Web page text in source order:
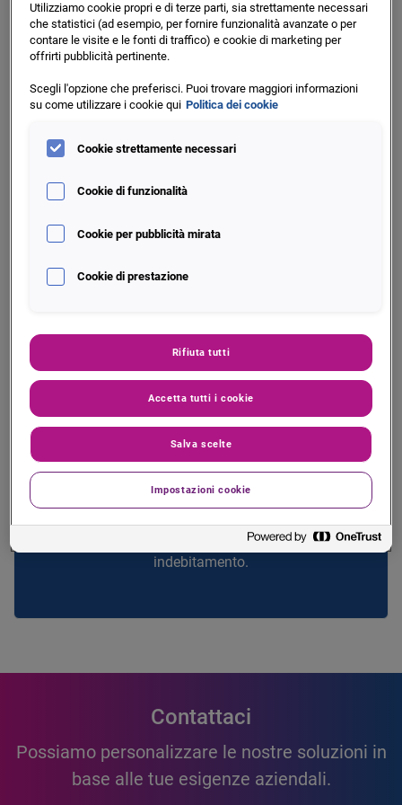
Delphi for New Business
Il DG3R ha l’obiettivo di predire il comportamento
operativa e competitività grazie alle best practice
Consumer Debit Index
Il CDIr è stato sviluppato per risolvere i problemi legati
alla crescente pressione che pesa sul mercato del
scoring che puntino all’identificazione del sovra-
indebitamento.
Contattaci
Possiamo personalizzare le nostre soluzioni in
base alle tue esigenze aziendali.
Utilizziamo cookie propri e di terze parti, sia strettamente necessari
che statistici (ad esempio, per fornire funzionalità avanzate o per
contare le visite e le fonti di traffico) e cookie di marketing per
offrirti pubblicità pertinente.
Scegli l'opzione che preferisci. Puoi trovare maggiori informazioni
su come utilizzare i cookie qui Politica dei cookie
Cookie strettamente necessari
Cookie di funzionalità
Cookie per pubblicità mirata
Cookie di prestazione
Rifiuta tutti
Accetta tutti i cookie
Salva scelte
Impostazioni cookie